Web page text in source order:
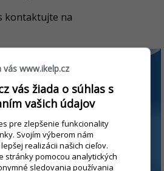
kontaktujte na
vás www.ikelp.cz
vás žiada o súhlas s
vašich údajov
pre zlepšenie funkcionality
Svojím výberom nám
realizácii našich cieľov.
stránky pomocou analytických
sledovania používania